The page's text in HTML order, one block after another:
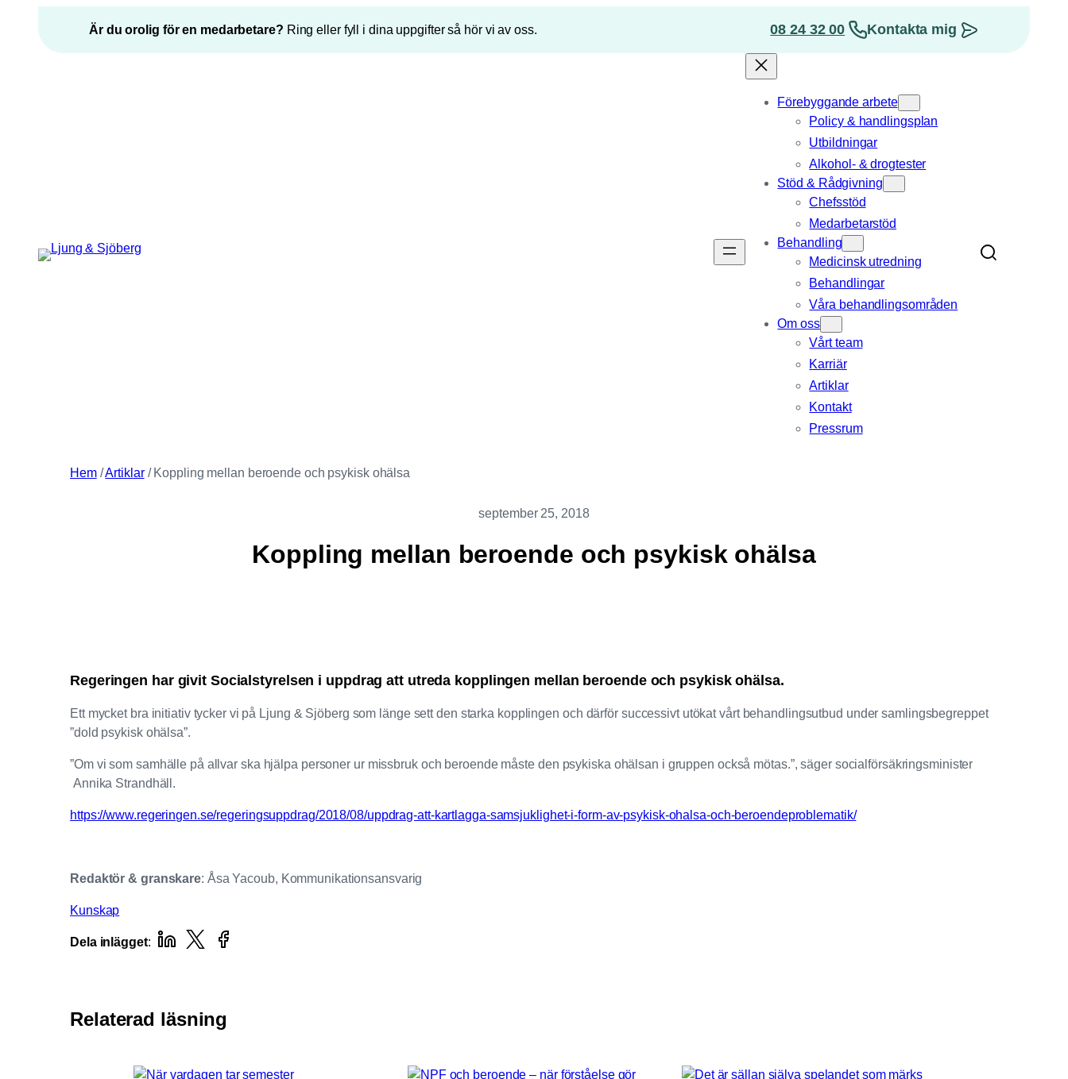
innehåll
Är du orolig för en medarbetare? Ring eller fyll i dina uppgifter så hör vi av oss. 08 24 32 00 Kontakta mig
”*” anger obligatoriska fält
Förebyggande arbete
Policy & handlingsplan
Utbildningar
Alkohol- & drogtester
Stöd & Rådgivning
Chefsstöd
Medarbetarstöd
Behandling
Medicinsk utredning
Behandlingar
Våra behandlings­områden
Om oss
Vårt team
Karriär
Artiklar
Kontakt
Pressrum
Hem/Artiklar/ Koppling mellan beroende och psykisk ohälsa
september 25, 2018
Koppling mellan beroende och psykisk ohälsa
Regeringen har givit Socialstyrelsen i uppdrag att utreda kopplingen mellan beroende och psykisk ohälsa.
Ett mycket bra initiativ tycker vi på Ljung & Sjöberg som länge sett den starka kopplingen och därför successivt utökat vårt behandlingsutbud under samlingsbegreppet
”dold psykisk ohälsa”.
”Om vi som samhälle på allvar ska hjälpa personer ur missbruk och beroende måste den psykiska ohälsan i gruppen också mötas.”, säger socialförsäkringsminister
Annika Strandhäll.
https://www.regeringen.se/regeringsuppdrag/2018/08/uppdrag-att-kartlagga-samsjuklighet-i-form-av-psykisk-ohalsa-och-beroendeproblematik/
Redaktör & granskare: Åsa Yacoub, Kommunikationsansvarig
Kunskap
Dela inlägget:
Relaterad läsning